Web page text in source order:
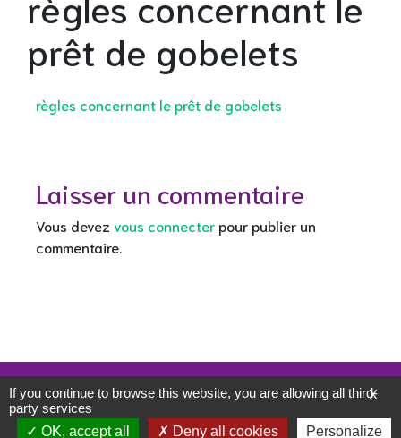
prêt de gobelets
règles concernant le prêt de gobelets
Laisser un commentaire
Vous devez vous connecterpour publier un
commentaire.
Mentions légales
Politique de confidentialité
WordPress
Di eCommerce Theme
X
If you continue to browse this website, you are allowing all third-
party services
OK, accept all
Deny all cookies Personalize